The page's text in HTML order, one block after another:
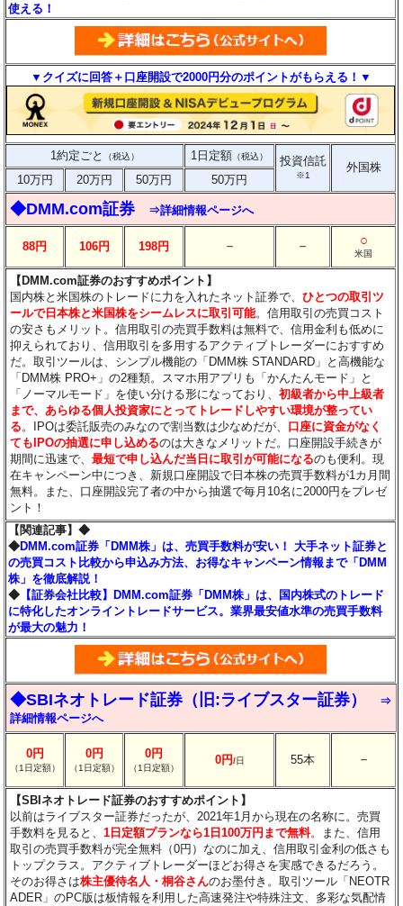
使える！
▼クイズに回答＋口座開設で2000円分のポイントがもらえる！▼
1約定ごと （税込） 1日定額 （税込） 投資信託
※1
外国株
10万円
20万円 50万円 50万円
◆DMM.com証券 ⇒詳細情報ページへ
88円 106円 198円 － － ○
米国
【DMM.com証券のおすすめポイント】
国内株と米国株のトレードに力を入れたネット証券で、ひとつの取引ツ
ールで日本株と米国株をシームレスに取引可能。信用取引の売買コスト
の安さもメリット。信用取引の売買手数料は無料で、信用金利も低めに
抑えられており、信用取引を多用するアクティブトレーダーにおすすめ
だ。取引ツールは、シンプル機能の「DMM株 STANDARD」と高機能な
「DMM株 PRO+」の2種類。スマホ用アプリも「かんたんモード」と
「ノーマルモード」を使い分ける形になっており、初級者から中上級者
まで、あらゆる個人投資家にとってトレードしやすい環境が整ってい
る 。IPOは委託販売のみなので割当数は少なめだが、 口座に資金がなく
てもIPOの抽選に申し込めるのは大きなメリットだ。口座開設手続きが
期間に迅速で、最短で申し込んだ当日に取引が可能になるのも便利。現
在キャンペーン中につき、新規口座開設で日本株の売買手数料が1カ月間
無料。また、口座開設完了者の中から抽選で毎月10名に2000円をプレゼ
ント！
【関連記事】◆
◆DMM.com証券「DMM株」は、売買手数料が安い！ 大手ネット証券と
の売買コスト比較から申込み方法、お得なキャンペーン情報まで「DMM
株」を徹底解説！
◆ 【証券会社比較】DMM.com証券「DMM株」は、国内株式のトレード
に特化したオンライントレードサービス。業界最安値水準の売買手数料
が最大の魅力！
◆SBIネオトレード証券（旧:ライブスター証券）
⇒
詳細情報ページへ
0円
（1日定額）
0円
（1日定額）
0円
（1日定額）
0円/日 55本 －
【SBIネオトレード証券のおすすめポイント】
以前はライブスター証券だったが、2021年1月から現在の名称に。売買
手数料を見ると、1日定額プランなら1日100万円まで無料。また、信用
取引の売買手数料が完全無料（0円）なのに加え、信用取引金利の低さも
トップクラス。アクティブトレーダーほどお得さを実感できるだろう。
そのお得さは株主優待名人・桐谷さんのお墨付き。取引ツール「NEOTR
ADER」のPC版は板情報を利用した高速発注や特殊注文、多彩な気配情